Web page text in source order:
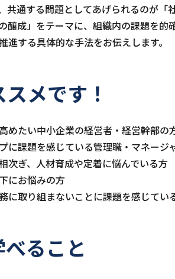
通する問題としてあげられるのが「
醸成」をテーマに、組織内の課題を
する具体的な手法をお伝えします。
メです！
めたい中小企業の経営者・経営幹部の
に課題を感じている管理職・マネージ
次ぎ、人材育成や定着に悩んでいる方
にお悩みの方
に取り組まないことに課題を感じてい
ること